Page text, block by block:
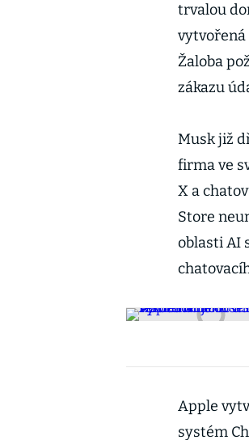
trvalou
vytvořená
Žaloba
zákazu
Musk již
firma ve
X a
Store
oblasti AI
Apple
systém